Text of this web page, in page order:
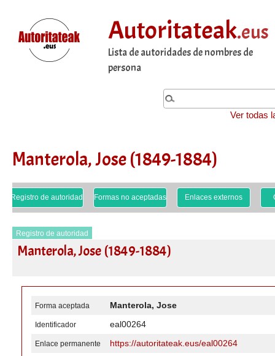
Autoritateak.eus
Lista de autoridades de nombres de
persona
Ver todas
Manterola, Jose (1849-1884)
Registro de autoridad Formas no aceptadas Enlaces externos
Registro de autoridad
Manterola, Jose (1849-1884)
Forma aceptada Manterola, Jose
Identificador eal00264
Enlace permanente https://autoritateak.eus/eal00264